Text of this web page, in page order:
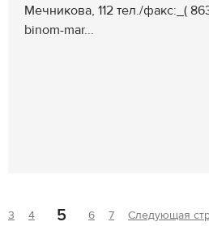
Мечникова, 112 тел./факс:_(
binom-mar...
3 4 5 6 7 Следующая